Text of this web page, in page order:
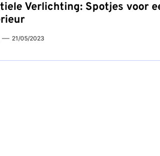
Verlichting: Spotjes voor
21/05/2023